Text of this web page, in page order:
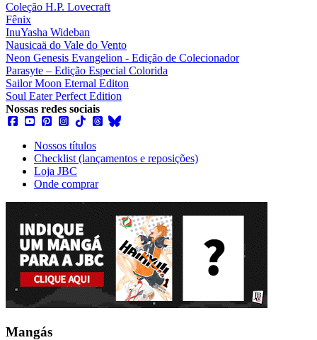
Coleção H.P. Lovecraft
Fênix
InuYasha Wideban
Nausicaä do Vale do Vento
Neon Genesis Evangelion - Edição de Colecionador
Parasyte – Edição Especial Colorida
Sailor Moon Eternal Editon
Soul Eater Perfect Edition
Nossas redes sociais
Nossos títulos
Checklist (lançamentos e reposições)
Loja JBC
Onde comprar
Mangás